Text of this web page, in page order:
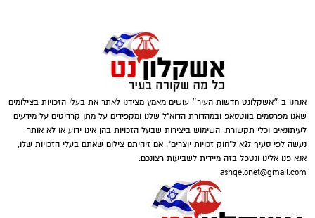
בארץ*. מדובר בטכנולוגיה פורצת דרך מסין, של
חן יודילביץ, (בתמונה) סמנכ"ל שיווק ומכירות
בחברת Hvi פתרונות אבטחה, הסביר על המערכת
וכיצד היא תופעל.
אנחנו ב ״אשקלונט חדשות העיר״ עושים מאמץ מצידנו לאתר את בעלי הזכויות בצילומים
שאנו מפרסמים בווטסאפ ובמהדורת הדוא"ל שלנו ומקפידים על מתן קרדיטים על מידעים
לעיתונאים וכלי תקשורת. השימוש ביצירות שבעל הזכויות בהן אינו ידוע או לא אותר
נעשה לפי סעיף 27א ל"חוק זכויות יוצרים". אם זיהיתם צילום שאתם בעלי הזכויות שלו,
אנא פנו אלינו ונטפל בזה מיידית לשביעות רצונכם.
ashqelonet@gmail.com